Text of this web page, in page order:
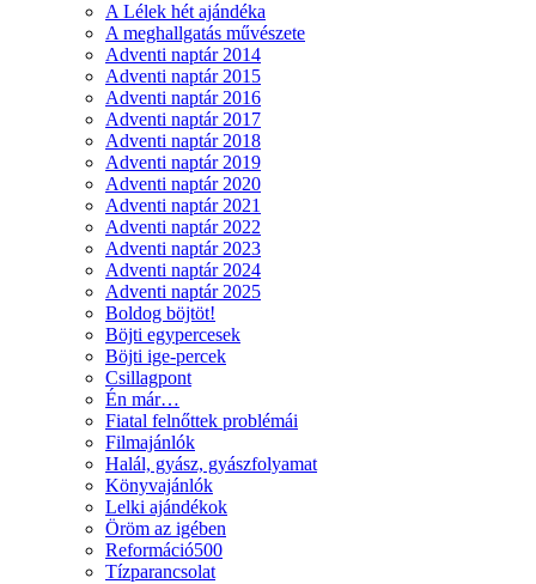
A Lélek hét ajándéka
A meghallgatás művészete
Adventi naptár 2014
Adventi naptár 2015
Adventi naptár 2016
Adventi naptár 2017
Adventi naptár 2018
Adventi naptár 2019
Adventi naptár 2020
Adventi naptár 2021
Adventi naptár 2022
Adventi naptár 2023
Adventi naptár 2024
Adventi naptár 2025
Boldog böjtöt!
Böjti egypercesek
Böjti ige-percek
Csillagpont
Én már…
Fiatal felnőttek problémái
Filmajánlók
Halál, gyász, gyászfolyamat
Könyvajánlók
Lelki ajándékok
Öröm az igében
Reformáció500
Tízparancsolat